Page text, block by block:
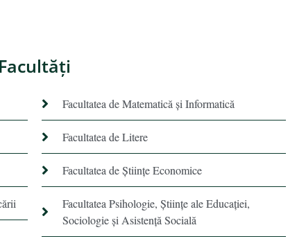
Facultăţi
Facultatea de Matematică şi Informatică
Facultatea de Litere
Facultatea de Științe Economice
Facultatea Psihologie, Ştiinţe ale Educaţiei,
Sociologie și Asistență Socială